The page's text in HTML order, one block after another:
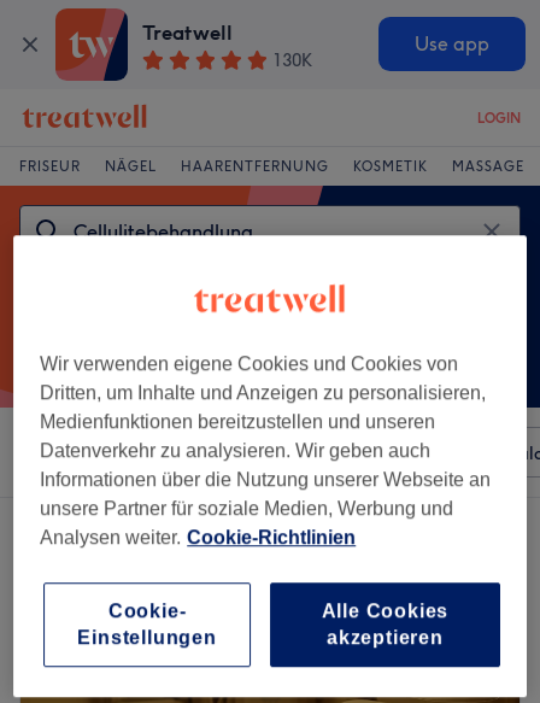
Treatwell
130K
Use app
LOGIN
FRISEUR NÄGEL HAARENTFERNUNG KOSMETIK MASSAGE
Sortieren nach Beliebiger Preis Besonderheiten
Ein Salon, der anbietet:
cellulitebehandlung in Ravensburg, Baden-Württemberg
Wir verwenden eigene Cookies und Cookies von
Dritten, um Inhalte und Anzeigen zu personalisieren,
Medienfunktionen bereitzustellen und unseren
Datenverkehr zu analysieren. Wir geben auch
Informationen über die Nutzung unserer Webseite an
unsere Partner für soziale Medien, Werbung und
Analysen weiter. Cookie-Richtlinien
Cookie-
Einstellungen
Alle Cookies
akzeptieren